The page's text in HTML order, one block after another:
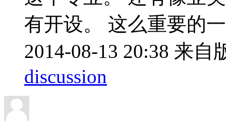
有开设。 这么重要的
2014-08-13 20:38 来自
discussion